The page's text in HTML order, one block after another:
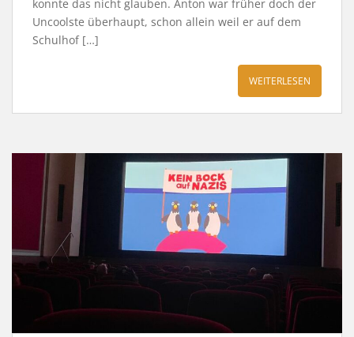
konnte das nicht glauben. Anton war früher doch der
Uncoolste überhaupt, schon allein weil er auf dem
Schulhof […]
WEITERLESEN